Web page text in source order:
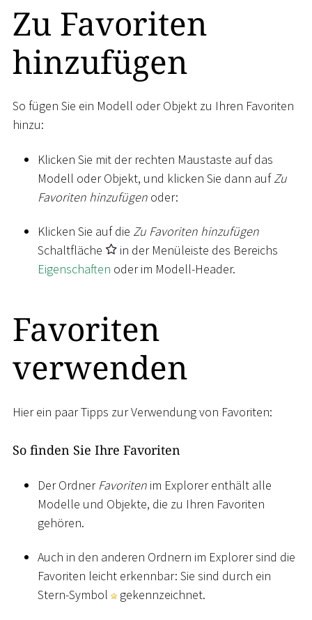
Zu Favoriten
hinzufügen
So fügen Sie ein Modell oder Objekt zu Ihren Favoriten
hinzu:
Klicken Sie mit der rechten Maustaste auf das
Modell oder Objekt, und klicken Sie dann aufZu
Favoriten hinzufügen oder:
Klicken Sie auf die Zu Favoriten hinzufügen
Schaltfläche
in der Menüleiste des Bereichs
Eigenschaften oder im Modell-Header.
Favoriten
verwenden
Hier ein paar Tipps zur Verwendung von Favoriten:
So finden Sie Ihre Favoriten
Der Ordner Favoriten im Explorer enthält alle
Modelle und Objekte, die zu Ihren Favoriten
gehören.
Auch in den anderen Ordnern im Explorer sind die
Favoriten leicht erkennbar: Sie sind durch ein
Stern-Symbol
gekennzeichnet.